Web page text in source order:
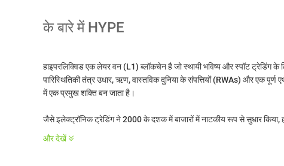
के बारे में HYPE
हाइपरलिक्विड एक लेयर वन (L1) ब्लॉकचेन है जो स्थायी भविष्य और स्पॉट ट्रेडिंग
पारिस्थितिकी तंत्र उधार, ऋण, वास्तविक दुनिया के संपत्तियों (RWAs) और एक
में एक प्रमुख शक्ति बन जाता है।
जैसे इलेक्ट्रॉनिक ट्रेडिंग ने 2000 के दशक में बाजारों में नाटकीय रूप से सुधार किया,
प्रणाली के लिए एक विशाल तकनीकी उन्नयन का अवसर प्रदान करता है। HYPE
और देखें